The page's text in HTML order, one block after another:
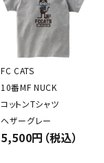
FC CATS
10番MF NUCK
コットンTシャツ
ヘザーグレー
5,500円（税込）